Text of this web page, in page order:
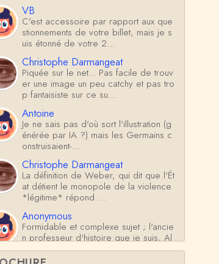
VB
C'est accessoire par rapport aux que
stionnements de votre billet, mais je s
uis étonné de votre 2…
Christophe Darmangeat
Piquée sur le net... Pas facile de trouv
er une image un peu catchy et pas tro
p fantaisiste sur ce su…
Antoine
Je ne sais pas d'où sort l'illustration (g
énérée par IA ?) mais les Germains c
onstruisaient-…
Christophe Darmangeat
La définition de Weber, qui dit que l'Ét
at détient le monopole de la violence
*légitime* répond …
Anonymous
Formidable et complexe sujet ; l'ancie
n professeur d'histoire que je suis, Al
sacien de surcr…